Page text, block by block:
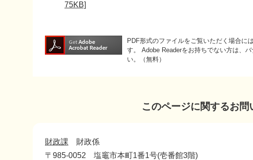
75KB]
PDF形式のファイルをご覧いただく場合に
す。
Adobe Readerをお持ちでない方は、
い。（無料）
このページに関するお問
財政課
財政係
〒985-0052
塩竈市本町1番1号(壱番館3階)